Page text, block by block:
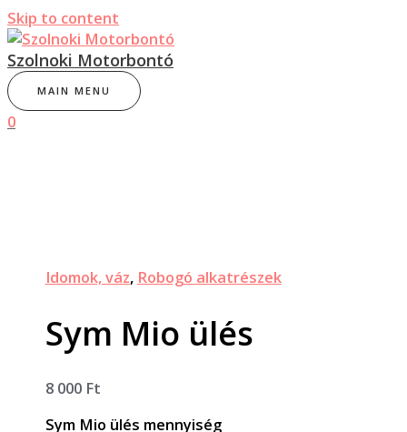
Skip to content
Szolnoki Motorbontó
MAIN MENU
0
Idomok, váz, Robogó alkatrészek
Sym Mio ülés
8 000 Ft
Sym Mio ülés mennyiség